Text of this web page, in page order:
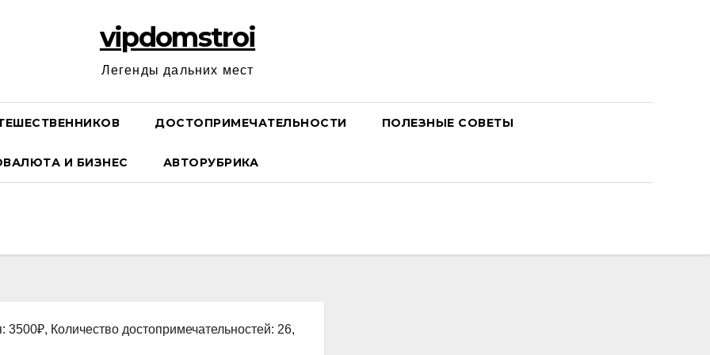
vipdomstroi
Легенды дальних мест
ДОСТОПРИМЕЧАТЕЛЬНОСТИ ПОЛЕЗНЫЕ СОВЕТЫ
И БИЗНЕС АВТОРУБРИКА
Количество достопримечательностей: 26,